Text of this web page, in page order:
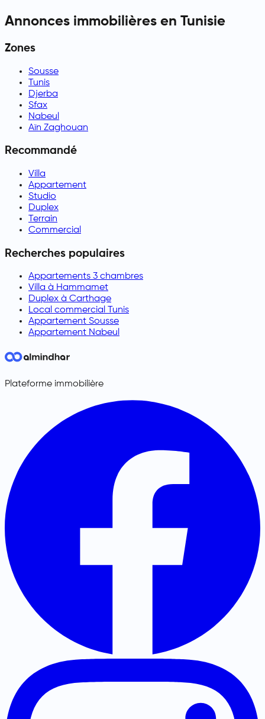
Annonces immobilières en Tunisie
Zones
Sousse
Tunis
Djerba
Sfax
Nabeul
Aïn Zaghouan
Recommandé
Villa
Appartement
Studio
Duplex
Terrain
Commercial
Recherches populaires
Appartements 3 chambres
Villa à Hammamet
Duplex à Carthage
Local commercial Tunis
Appartement Sousse
Appartement Nabeul
Plateforme immobilière